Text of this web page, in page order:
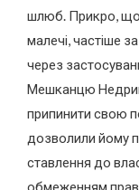
шлюб. Прикро, що
малечі, частіше
через
Мешканцю
припинити свою
дозволили йому
ставлення до
обмеженням